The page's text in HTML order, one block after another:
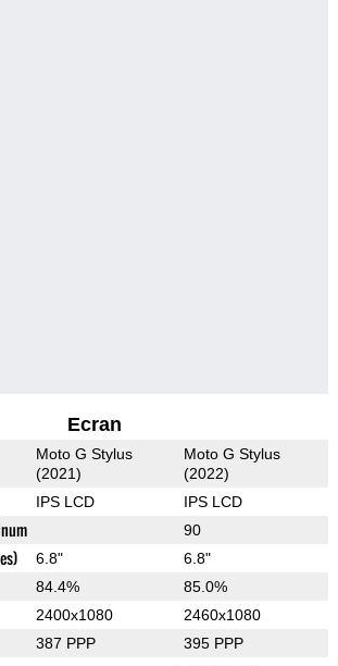
Ecran
Moto G Stylus
(2021)
Moto G Stylus
(2022)
IPS LCD IPS LCD
90
6.8" 6.8"
84.4% 85.0%
2400x1080 2460x1080
387 PPP 395 PPP